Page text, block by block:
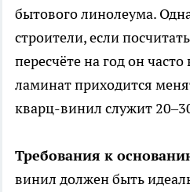
бытового линолеума.
строители, если
пересчёте на год он
ламинат приходится
кварц-винил служит
Требования к
винил должен быть